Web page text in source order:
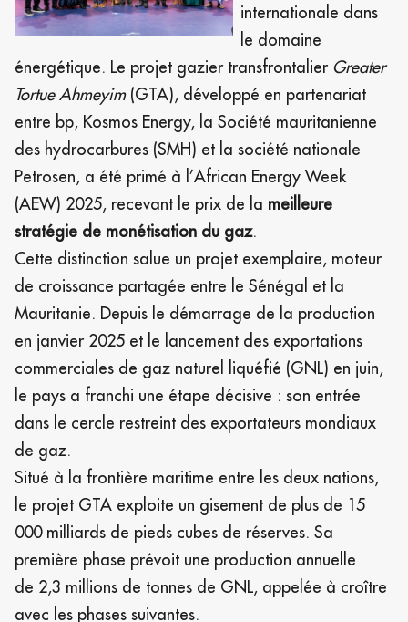
internationale dans
le domaine
énergétique. Le projet gazier transfrontalier Greater
Tortue Ahmeyim(GTA), développé en partenariat
entre bp, Kosmos Energy, la Société mauritanienne
des hydrocarbures (SMH) et la société nationale
Petrosen, a été primé à l’African Energy Week
(AEW) 2025, recevant le prix de la meilleure
stratégie de monétisation du gaz.
Cette distinction salue un projet exemplaire, moteur
de croissance partagée entre le Sénégal et la
Mauritanie. Depuis le démarrage de la production
en janvier 2025 et le lancement des exportations
commerciales de gaz naturel liquéfié (GNL) en juin,
le pays a franchi une étape décisive : son entrée
dans le cercle restreint des exportateurs mondiaux
de gaz.
Situé à la frontière maritime entre les deux nations,
le projet GTA exploite un gisement de plus de 15
000 milliards de pieds cubes de réserves. Sa
première phase prévoit une production annuelle
de 2,3 millions de tonnes de GNL, appelée à croître
avec les phases suivantes.